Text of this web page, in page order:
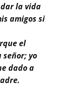
la vida
amigos si
el
señor; yo
dado a